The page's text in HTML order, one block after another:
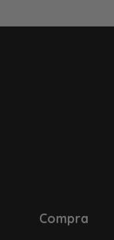
Compra